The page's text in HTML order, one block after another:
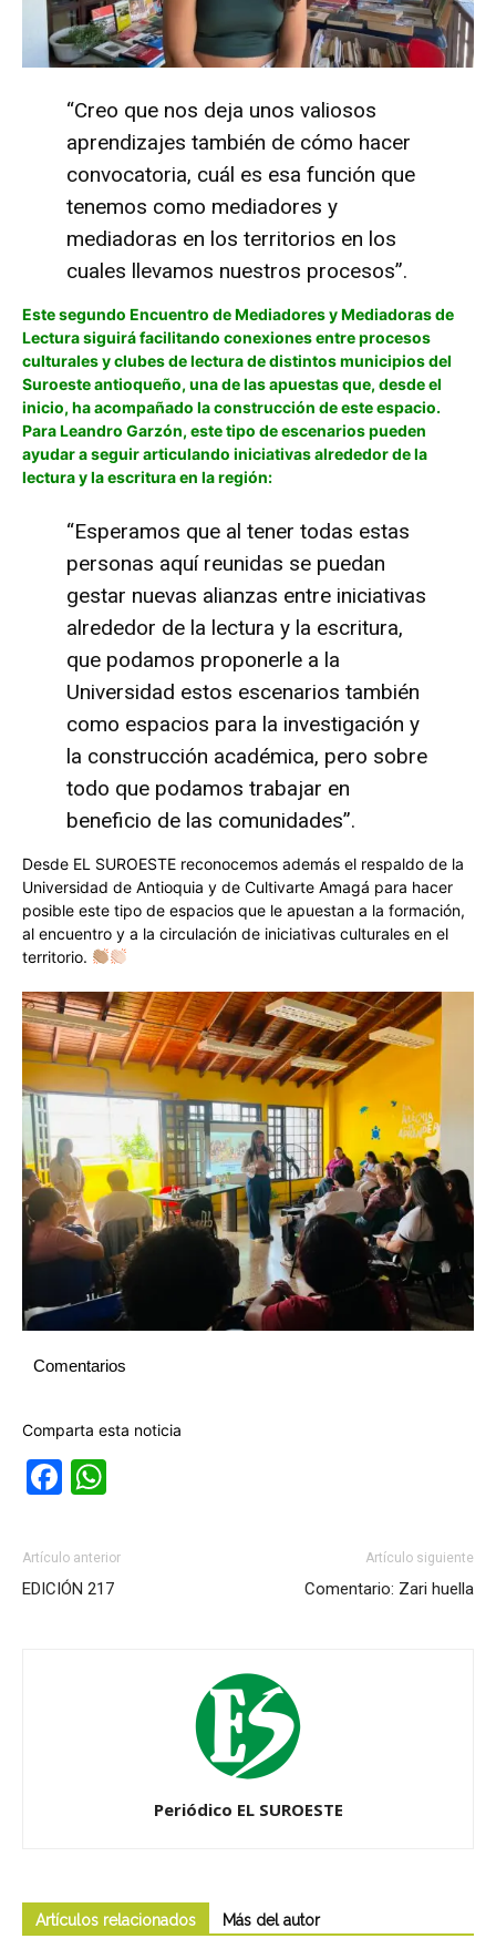
“Creo que nos deja unos valiosos
aprendizajes también de cómo hacer
convocatoria, cuál es esa función que
tenemos como mediadores y
mediadoras en los territorios en los
cuales llevamos nuestros procesos”.
Este segundo Encuentro de Mediadores y Mediadoras de
Lectura siguirá facilitando conexiones entre procesos
culturales y clubes de lectura de distintos municipios del
Suroeste antioqueño, una de las apuestas que, desde el
inicio, ha acompañado la construcción de este espacio.
Para Leandro Garzón, este tipo de escenarios pueden
ayudar a seguir articulando iniciativas alrededor de la
lectura y la escritura en la región:
“Esperamos que al tener todas estas
personas aquí reunidas se puedan
gestar nuevas alianzas entre iniciativas
alrededor de la lectura y la escritura,
que podamos proponerle a la
Universidad estos escenarios también
como espacios para la investigación y
la construcción académica, pero sobre
todo que podamos trabajar en
beneficio de las comunidades”.
Desde EL SUROESTE reconocemos además el respaldo de la
Universidad de Antioquia y de Cultivarte Amagá para hacer
posible este tipo de espacios que le apuestan a la formación,
al encuentro y a la circulación de iniciativas culturales en el
territorio.
Comentarios
Comparta esta noticia
Facebook
Artículo anterior
EDICIÓN 217
Artículo siguiente
Comentario: Zari huella
Periódico EL SUROESTE
Artículos relacionados Más del autor